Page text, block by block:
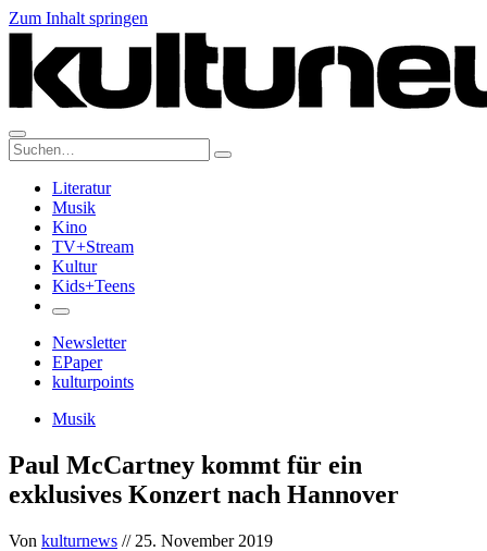
Zum Inhalt springen
Suche:
Literatur
Musik
Kino
TV+Stream
Kultur
Kids+Teens
Newsletter
EPaper
kulturpoints
Musik
Paul McCartney kommt für ein
exklusives Konzert nach Hannover
Von kulturnews // 25. November 2019